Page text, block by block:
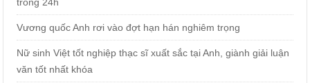
trong 24h
Vương quốc Anh rơi vào đợt hạn hán nghiêm trọng
Nữ sinh Việt tốt nghiệp thạc sĩ xuất sắc tại Anh, giành giải luận
văn tốt nhất khóa